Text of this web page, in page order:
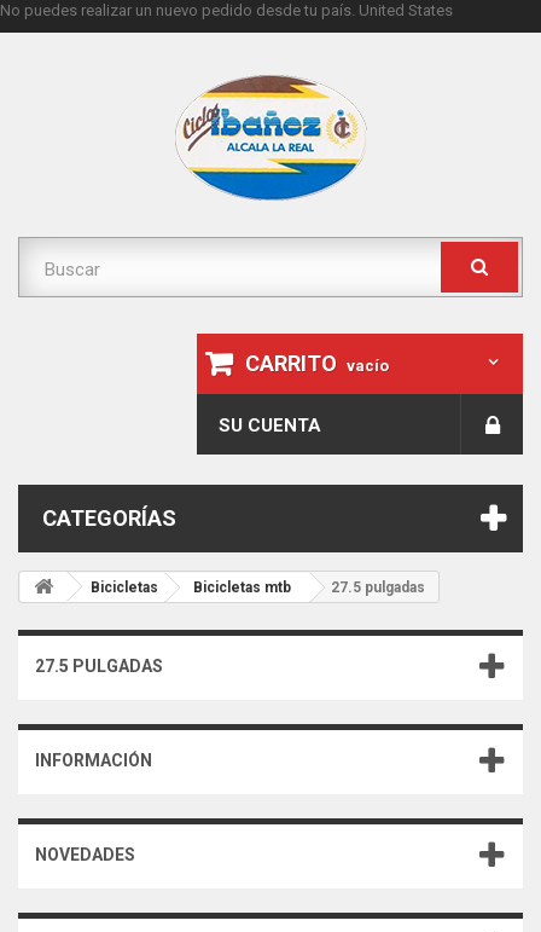
No puedes realizar un nuevo pedido desde tu país. United States
CARRITO vacío
SU CUENTA
CATEGORÍAS
Bicicletas Bicicletas mtb 27.5 pulgadas
27.5 PULGADAS
INFORMACIÓN
NOVEDADES